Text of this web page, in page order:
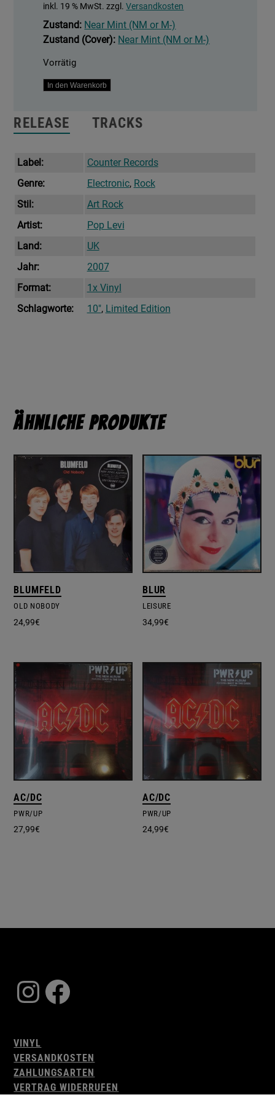
inkl. 19 % MwSt. zzgl.Versandkosten
Zustand: Near Mint (NM or M-)
Zustand (Cover): Near Mint (NM or M-)
Vorrätig
Sugar
Me
Now
In den Warenkorb
RELEASE TRACKS
Label:
Counter Records
Genre:
Electronic, Rock
Stil:
Art Rock
Artist:
Pop Levi
Land:
UK
Jahr:
2007
Format:
1x Vinyl
Schlagworte:
10", Limited Edition
Ähnliche Produkte
BLUMFELD
OLD NOBODY
24,99€
BLUR
LEISURE
34,99€
AC/DC
PWR/UP
27,99€
AC/DC
PWR/UP
24,99€
Instagram
Facebook
VINYL
VERSANDKOSTEN
ZAHLUNGSARTEN
VERTRAG WIDERRUFEN